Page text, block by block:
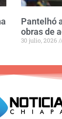
Pantelhó
obras de
30 julio, 2026